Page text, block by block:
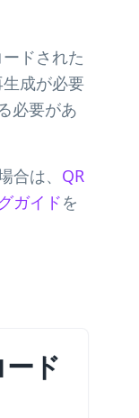
ドされた
成が必要
必要があ
合は、 QR
ガイドを
ド